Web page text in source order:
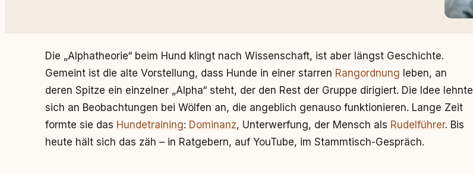
Die „Alphatheorie“ beim Hund klingt nach Wissenschaft, ist aber längst Geschichte.
Gemeint ist die alte Vorstellung, dass Hunde in einer starren Rangordnung leben, an
deren Spitze ein einzelner „Alpha“ steht, der den Rest der Gruppe dirigiert. Die Idee lehnte
sich an Beobachtungen bei Wölfen an, die angeblich genauso funktionieren. Lange Zeit
formte sie das Hundetraining: Dominanz, Unterwerfung, der Mensch als Rudelführer. Bis
heute hält sich das zäh – in Ratgebern, auf YouTube, im Stammtisch-Gespräch.